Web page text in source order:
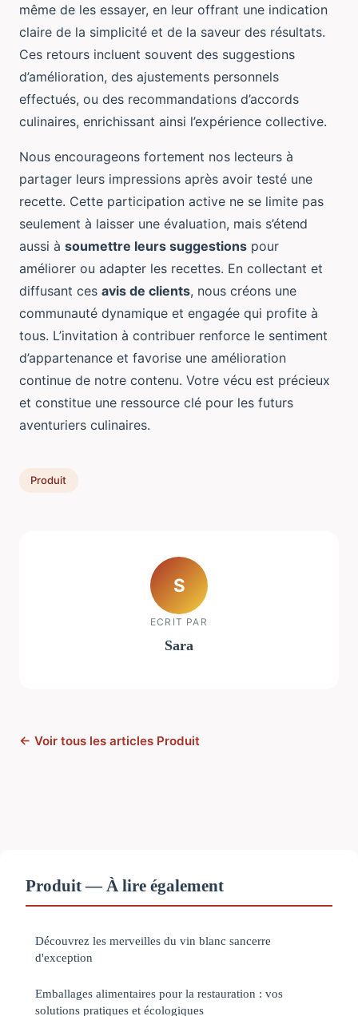
même de les essayer, en leur offrant une indication
claire de la simplicité et de la saveur des résultats.
Ces retours incluent souvent des suggestions
d’amélioration, des ajustements personnels
effectués, ou des recommandations d’accords
culinaires, enrichissant ainsi l’expérience collective.
Nous encourageons fortement nos lecteurs à
partager leurs impressions après avoir testé une
recette. Cette participation active ne se limite pas
seulement à laisser une évaluation, mais s’étend
aussi à soumettre leurs suggestions pour
améliorer ou adapter les recettes. En collectant et
diffusant ces avis de clients, nous créons une
communauté dynamique et engagée qui profite à
tous. L’invitation à contribuer renforce le sentiment
d’appartenance et favorise une amélioration
continue de notre contenu. Votre vécu est précieux
et constitue une ressource clé pour les futurs
aventuriers culinaires.
Produit
S
ECRIT PAR
Sara
← Voir tous les articles Produit
Produit — À lire également
Découvrez les merveilles du vin blanc sancerre
d'exception
Emballages alimentaires pour la restauration : vos
solutions pratiques et écologiques